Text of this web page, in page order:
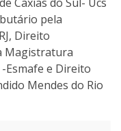
pela
Direito
Magistratura
Esmafe e Direito
Mendes do Rio